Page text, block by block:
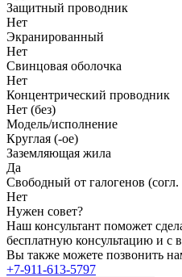
Защитный проводник
Нет
Экранированный
Нет
Свинцовая оболочка
Нет
Концентрический проводник
Нет (без)
Модель/исполнение
Круглая (-ое)
Заземляющая жила
Да
Свободный от галогенов
Нет
Нужен совет?
Наш консультант поможет
бесплатную консультацию и с
Вы также можете позвонить
+7-911-613-5797